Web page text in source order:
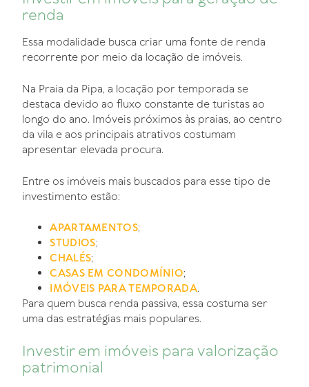
renda
Essa modalidade busca criar uma fonte de renda
recorrente por meio da locação de imóveis.
Na Praia da Pipa, a locação por temporada se
destaca devido ao fluxo constante de turistas ao
longo do ano. Imóveis próximos às praias, ao centro
da vila e aos principais atrativos costumam
apresentar elevada procura.
Entre os imóveis mais buscados para esse tipo de
investimento estão:
APARTAMENTOS;
STUDIOS;
CHALÉS;
CASAS EM CONDOMÍNIO;
IMÓVEIS PARA TEMPORADA.
Para quem busca renda passiva, essa costuma ser
uma das estratégias mais populares.
Investir em imóveis para valorização
patrimonial